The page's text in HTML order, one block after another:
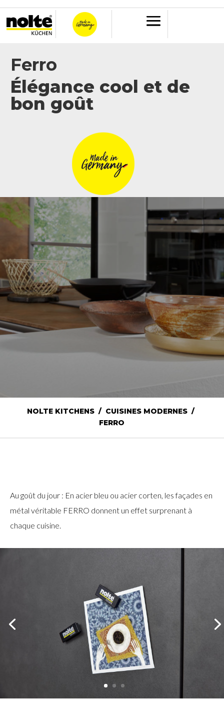
Ferro
Élégance cool et de
bon goût
NOLTE KITCHENS / CUISINES MODERNES /
FERRO
Au goût du jour : En acier bleu ou acier corten, les façades en
métal véritable FERRO donnent un effet surprenant à
chaque cuisine.